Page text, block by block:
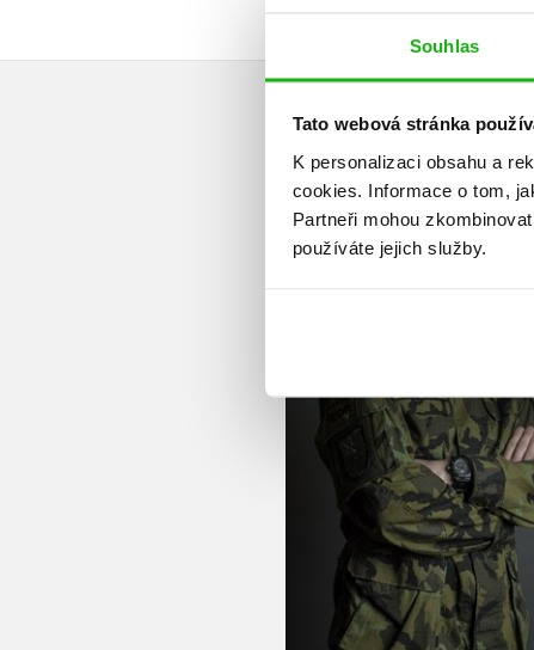
Souhlas
Tato webová stránka
K personalizaci obsahu a
cookies. Informace o tom,
Partneři mohou
používáte jejich služby.